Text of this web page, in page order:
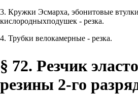
3. Кружки Эсмарха, эбонитовые
кислородныхподушек - резка.
4. Трубки велокамерные - резка.
§ 72. Резчик
резины 2-го